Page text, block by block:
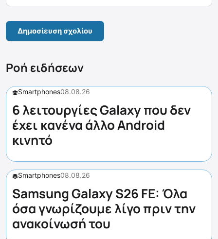
Ροή ειδήσεων
Smartphones08.08.26
6 λειτουργίες Galaxy που δεν
έχει κανένα άλλο Android
κινητό
Smartphones08.08.26
Samsung Galaxy S26 FE: Όλα
όσα γνωρίζουμε λίγο πριν την
ανακοίνωσή του